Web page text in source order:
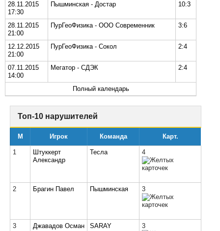
28.11.2015
17:30
Пышминская - Достар 10:3
28.11.2015
21:00
ПурГеоФизика - ООО Современник 3:6
12.12.2015
21:00
ПурГеоФизика - Сокол 2:4
07.11.2015
14:00
Мегатор - СДЭК 2:4
Полный календарь
Топ-10 нарушителей
М Игрок Команда Карт.
1
Штуккерт
Александр
Тесла 4
2 Брагин Павел Пышминская 3
3 Джавадов Осман SARAY 3